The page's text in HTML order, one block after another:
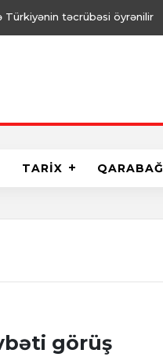
Türkiyənin təcrübəsi öyrənilir
TARİX QARABAĞ
görüş